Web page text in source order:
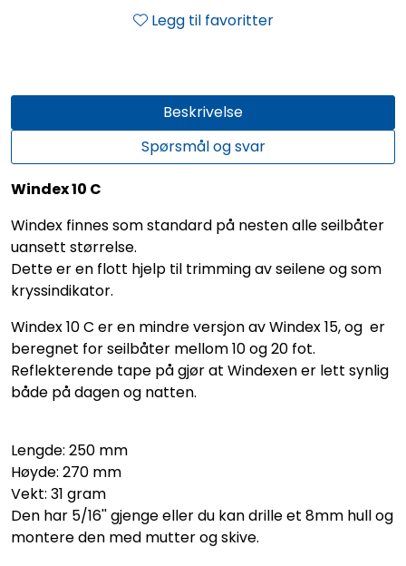
Legg til favoritter
Beskrivelse
Spørsmål og svar
Windex 10 C
Windex finnes som standard på nesten alle seilbåter
uansett størrelse.
Dette er en flott hjelp til trimming av seilene og som
kryssindikator.
Windex 10 C er en mindre versjon av Windex 15, og er
beregnet for seilbåter mellom 10 og 20 fot.
Reflekterende tape på gjør at Windexen er lett synlig
både på dagen og natten.
Lengde: 250 mm
Høyde: 270 mm
Vekt: 31 gram
Den har 5/16'' gjenge eller du kan drille et 8mm hull og
montere den med mutter og skive.